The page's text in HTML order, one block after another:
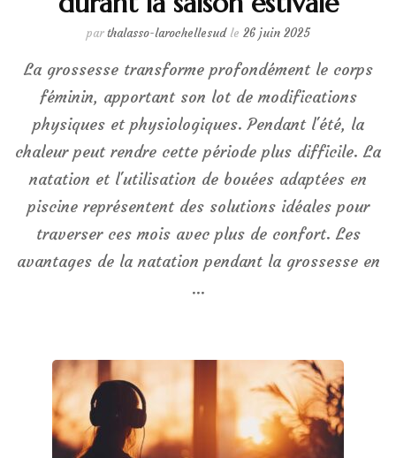
parthalasso-larochellesud le 26 juin 2025
La grossesse transforme profondément le corps
féminin, apportant son lot de modifications
physiques et physiologiques. Pendant l'été, la
chaleur peut rendre cette période plus difficile. La
natation et l'utilisation de bouées adaptées en
piscine représentent des solutions idéales pour
traverser ces mois avec plus de confort. Les
avantages de la natation pendant la grossesse en
…